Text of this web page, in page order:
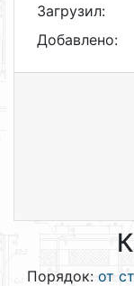
Загрузил:
Добавлено:
Порядок: от